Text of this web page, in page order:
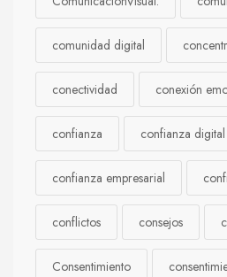
comunidad digital
conectividad conexión
confianza confianza digital
confianza empresarial
conflictos consejos
Consentimiento